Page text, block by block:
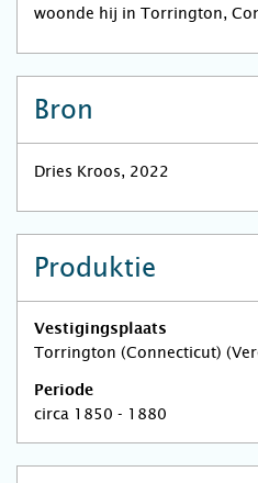
woonde hij in Torrington,
Bron
Dries Kroos, 2022
Produktie
Vestigingsplaats
Torrington (Connecticut)
Periode
circa 1850 - 1880